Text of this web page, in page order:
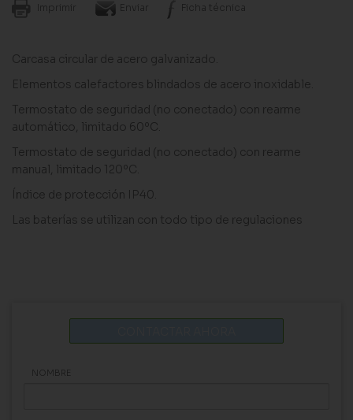
Imprimir Enviar Ficha técnica
Carcasa circular de acero galvanizado.
Elementos calefactores blindados de acero inoxidable.
Termostato de seguridad (no conectado) con rearme
automático, limitado 60ºC.
Termostato de seguridad (no conectado) con rearme
manual, limitado 120ºC.
Índice de protección IP40.
Las baterías se utilizan con todo tipo de regulaciones
NOMBRE